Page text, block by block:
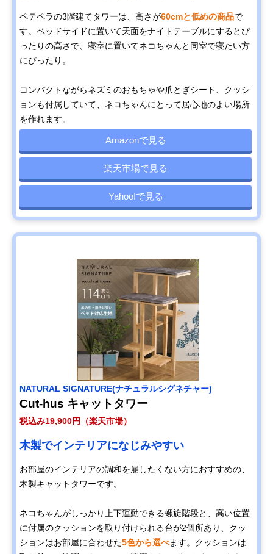
ペテペラの3階建てタワーは、高さが60cmと低めの商品で
す。ベッドサイドに置いて天面をナイトテーブルにするとぴ
ったりの高さで、寝室に置いてネコちゃんと同室で寝たい方
にぴったり。
コンパクトながらネズミのおもちゃや爪とぎシート、クッシ
ョンも付属していて、ネコちゃんにとって居心地のよい場所
を作れます。
Amazonで見る
楽天市場で見る
Yahoo!で見る
NATURAL SIGNATURE(ナチュラルシグネチャー)
Cut-hus キャットタワー
税込み19,900円（楽天市場）
木製でインテリアになじみやすい
お部屋のインテリアの調和を崩したくない方におすすめの、
木製キャットタワーです。
ネコちゃんがしっかり上下運動できる螺旋階段と、高い位置
に付属のクッションを取り付けられる台が2個所あり、クッ
ションはお部屋に合わせた5色から選べます。クッションは